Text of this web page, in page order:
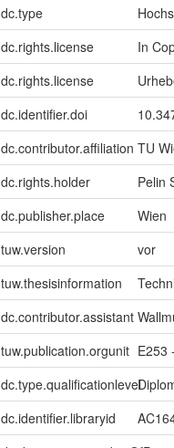
dc.type
dc.rights.license
In
dc.rights.license
dc.identifier.doi
dc.contributor.affiliation TU
dc.rights.holder
Pelin
dc.publisher.place
Wien
tuw.version
vor
tuw.thesisinformation
dc.contributor.assistant
tuw.publication.orgunit E253
dc.type.qualificationlevel
dc.identifier.libraryid